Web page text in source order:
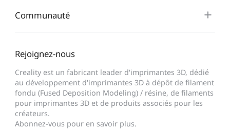
Communauté
Rejoignez-nous
Creality est un fabricant leader d'imprimantes 3D, dédié
au développement d'imprimantes 3D à dépôt de filament
fondu (Fused Deposition Modeling) / résine, de filaments
pour imprimantes 3D et de produits associés pour les
créateurs.
Abonnez-vous pour en savoir plus.